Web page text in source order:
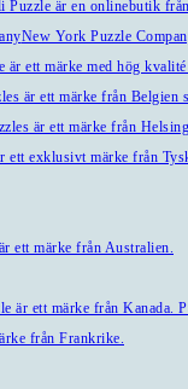
Puzzle är en onlinebutik
New York Puzzle
är ett märke med hög
är ett märke från
är ett märke från
ett exklusivt märke från
ett märke från Australien.
är ett märke från Kanada.
från Frankrike.